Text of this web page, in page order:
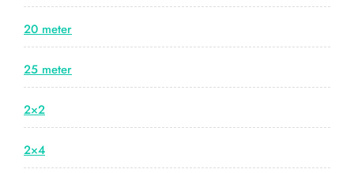
20 meter
25 meter
2×2
2×4